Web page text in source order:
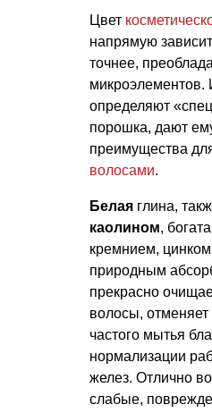
Цвет
напрямую
точнее,
микроэлементов.
определяют
порошка, дают
преимущества
волосами.
Белая глина,
каолином,
кремнием,
природным
прекрасно
волосы,
частого мытья
нормализации
желез. Отлично
слабые,